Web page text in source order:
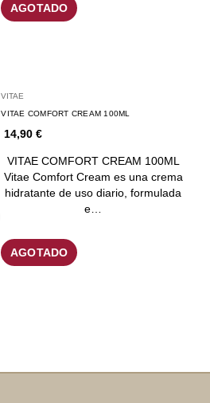
AGOTADO
VITAE
VITAE COMFORT CREAM 100ML
14,90 €
VITAE COMFORT CREAM 100ML
Vitae Comfort Cream es una crema
hidratante de uso diario, formulada
e…
AGOTADO